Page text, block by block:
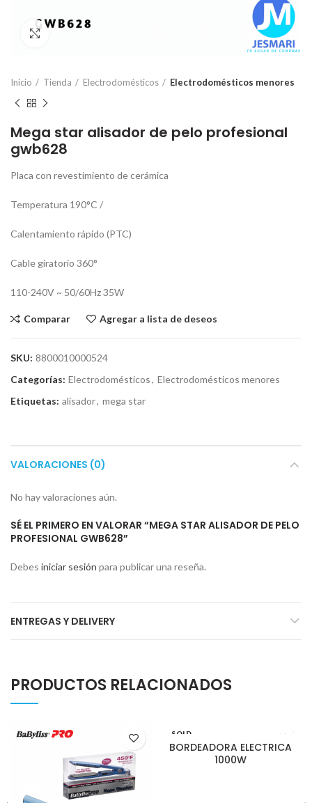
Inicio Tienda Electrodomésticos Electrodomésticos menores
Mega star alisador de pelo profesional
gwb628
Placa con revestimiento de cerámica
Temperatura 190°C /
Calentamiento rápido (PTC)
Cable giratorio 360°
110-240V ~ 50/60Hz 35W
Comparar Agregar a lista de deseos
SKU: 8800010000524
Categorías: Electrodomésticos, Electrodomésticos menores
Etiquetas: alisador, mega star
VALORACIONES (0)
No hay valoraciones aún.
SÉ EL PRIMERO EN VALORAR “MEGA STAR ALISADOR DE PELO
PROFESIONAL GWB628”
Debes iniciar sesión para publicar una reseña.
ENTREGAS Y DELIVERY
PRODUCTOS RELACIONADOS
SOLD
BORDEADORA ELECTRICA
1000W